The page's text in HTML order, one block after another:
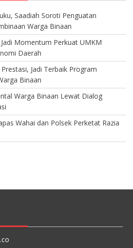
Saadiah Soroti Penguatan
Warga Binaan
Momentum Perkuat UMKM
Daerah
Jadi Terbaik Program
Binaan
Warga Binaan Lewat Dialog
Wahai dan Polsek Perketat Razia